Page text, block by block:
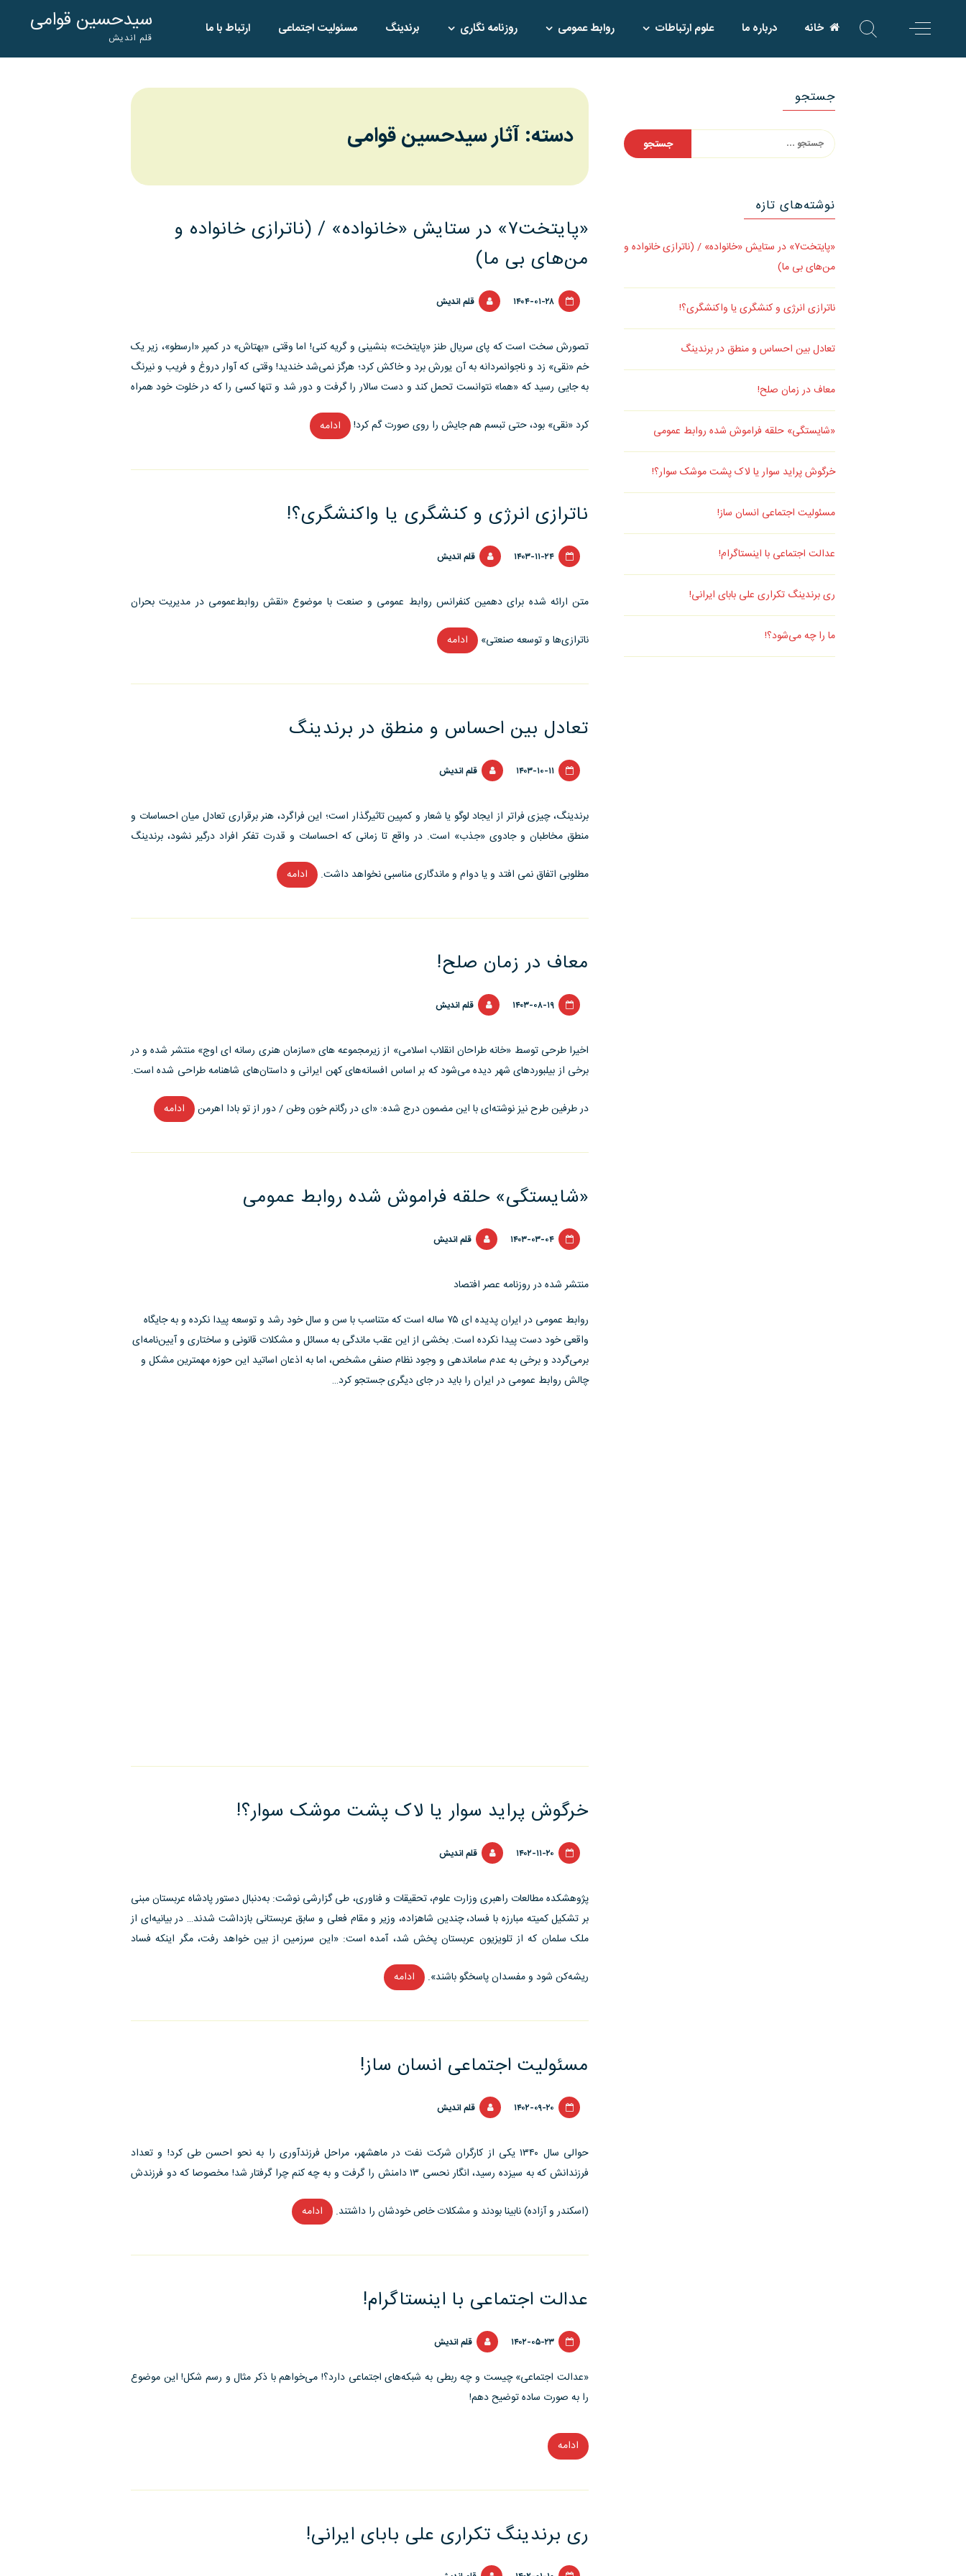
سیدحسین قوامی
قلم اندیش
خانه درباره ما علوم ارتباطات روابط عمومی روزنامه نگاری برندینگ مسئولیت اجتماعی ارتباط با ما
دسته: آثار سیدحسین قوامی
«پایتخت۷» در ستایش «خانواده» / (ناترازی خانواده و
من‌های بی ما)
۱۴۰۴-۰۱-۲۸ قلم اندیش
تصورش سخت است که پای سریال طنز «پایتخت» بنشینی و گریه کنی! اما وقتی «بهتاش» در کمپر «ارسطو»، زیر یک
خم «نقی» زد و ناجوانمردانه به آن یورش برد و خاکش کرد؛ هرگز نمی‌شد خندید! وقتی که آوار دروغ و فریب و نیرنگ
به جایی رسید که «هما» نتوانست تحمل کند و دست سالار را گرفت و دور شد و تنها کسی را که در خلوت خود همراه
کرد «نقی» بود، حتی تبسم هم جایش را روی صورت گم کرد! ادامه
ستایش
(ناترازی
بی
ناترازی انرژی و کنشگری یا واکنشگری؟!
۱۴۰۳-۱۱-۲۴ قلم اندیش
متن ارائه شده برای دهمین کنفرانس روابط عمومی و صنعت با موضوع «نقش روابط‌عمومی در مدیریت بحران
ناترازی‌ها و توسعه صنعتی» ادامه “ناترازی
و
واکنشگری؟!”
تعادل بین احساس و منطق در برندینگ
۱۴۰۳-۱۰-۱۱ قلم اندیش
برندینگ، چیزی فراتر از ایجاد لوگو یا شعار و کمپین تاثیرگذار است؛ این فراگرد، هنر برقراری تعادل میان احساسات و
منطق مخاطبان و جادوی «جذب» است. در واقع تا زمانی که احساسات و قدرت تفکر افراد درگیر نشود، برندینگ
مطلوبی اتفاق نمی افتد و یا دوام و ماندگاری مناسبی نخواهد داشت. ادامه “تعادل
احساس
معاف در زمان صلح!
۱۴۰۳-۰۸-۱۹ قلم اندیش
اخیرا طرحی توسط «خانه طراحان انقلاب اسلامی» از زیرمجموعه های «سازمان هنری رسانه ای اوج» منتشر شده و در
برخی از بیلبوردهای شهر دیده می‌شود که بر اساس افسانه‌های کهن ایرانی و داستان‌های شاهنامه طراحی شده است.
در طرفین طرح نیز نوشته‌ای با این مضمون درج شده: «ای در رگانم خون وطن / دور از تو بادا اهرمن ادامه “معاف
زمان
«شایستگی» حلقه فراموش شده روابط عمومی
۱۴۰۳-۰۳-۰۴ قلم اندیش
منتشر شده در روزنامه عصر افتصاد
روابط عمومی در ایران پدیده ای ۷۵ ساله است که متناسب با سن و سال خود رشد و توسعه پیدا نکرده و به جایگاه
واقعی خود دست پیدا نکرده است. بخشی از این عقب ماندگی به مسائل و مشکلات قانونی و ساختاری و آیین‌نامه‌ای
برمی‌گردد و برخی به عدم ساماندهی و وجود نظام صنفی مشخص، اما به اذعان اساتید این حوزه مهمترین مشکل و
چالش روابط عمومی در ایران را باید در جای دیگری جستجو کرد…
خرگوش پراید سوار یا لاک پشت موشک سوار؟!
۱۴۰۲-۱۱-۲۰ قلم اندیش
پژوهشکده مطالعات راهبری وزارت علوم، تحقیقات و فناوری، طی گزارشی نوشت: به‏‌دنبال دستور پادشاه عربستان مبنی
بر تشکیل کمیته مبارزه با فساد، چندین شاهزاده، وزیر و مقام فعلی و سابق عربستانی بازداشت شدند… در بیانیه‏‌ای از
ملک سلمان که از تلویزیون عربستان پخش شد، آمده است: «این سرزمین از بین خواهد رفت، مگر اینکه فساد
ریشه‌‏کن شود و مفسدان پاسخگو باشند». ادامه “خرگوش
سوار
مسئولیت اجتماعی انسان ساز!
۱۴۰۲-۰۹-۲۰ قلم اندیش
حوالی سال ۱۳۴۰ یکی از کارگران شرکت نفت در ماهشهر، مراحل فرزندآوری را به نحو احسن طی کرد! و تعداد
فرزندانش که به سیزده رسید، انگار نحسی ۱۳ دامنش را گرفت و به چه کنم چرا گرفتار شد! مخصوصا که دو فرزندش
(اسکندر و آزاده) نابینا بودند و مشکلات خاص خودشان را داشتند. ادامه “مسئولیت
انسان
عدالت اجتماعی با اینستاگرام!
۱۴۰۲-۰۵-۲۳ قلم اندیش
«عدالت اجتماعی» چیست و چه ربطی به شبکه‌های اجتماعی دارد؟! می‌خواهم با ذکر مثال و رسم شکل! این موضوع
را به صورت ساده توضیح دهم!
ادامه “عدالت
با
ری برندینگ تکراری علی بابای ایرانی!
جستجو
جستجو
برای:
نوشته‌های تازه
«پایتخت۷» در ستایش «خانواده» / (ناترازی خانواده و
من‌های بی ما)
ناترازی انرژی و کنشگری یا واکنشگری؟!
تعادل بین احساس و منطق در برندینگ
معاف در زمان صلح!
«شایستگی» حلقه فراموش شده روابط عمومی
خرگوش پراید سوار یا لاک پشت موشک سوار؟!
مسئولیت اجتماعی انسان ساز!
عدالت اجتماعی با اینستاگرام!
ری برندینگ تکراری علی بابای ایرانی!
ما را چه می‌شود؟!